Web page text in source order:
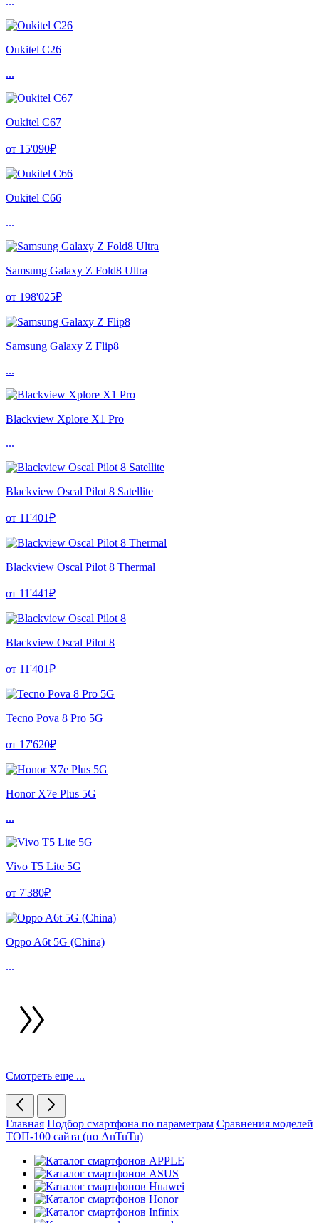
Oukitel C26
...
Oukitel C67
от 15'090₽
Oukitel C66
...
Samsung Galaxy Z Fold8 Ultra
от 198'025₽
Samsung Galaxy Z Flip8
...
Blackview Xplore X1 Pro
...
Blackview Oscal Pilot 8 Satellite
от 11'401₽
Blackview Oscal Pilot 8 Thermal
от 11'441₽
Blackview Oscal Pilot 8
от 11'401₽
Tecno Pova 8 Pro 5G
от 17'620₽
Honor X7e Plus 5G
...
Vivo T5 Lite 5G
от 7'380₽
Oppo A6t 5G (China)
...
Смотреть еще ...
Главная Подбор смартфона по параметрам Сравнения моделей
ТОП-100 сайта (по AnTuTu)